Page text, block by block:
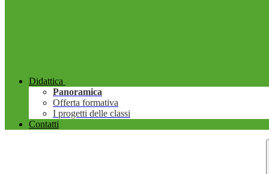
Didattica
Panoramica
Offerta formativa
I progetti delle classi
Contatti